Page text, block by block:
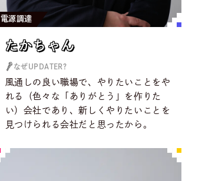
電源調達
たかちゃん
たかちゃん
なぜUPDATER?
風通しの良い職場で、やりたいことをや
れる（色々な「ありがとう」を作りた
い）会社であり、新しくやりたいことを
見つけられる会社だと思ったから。